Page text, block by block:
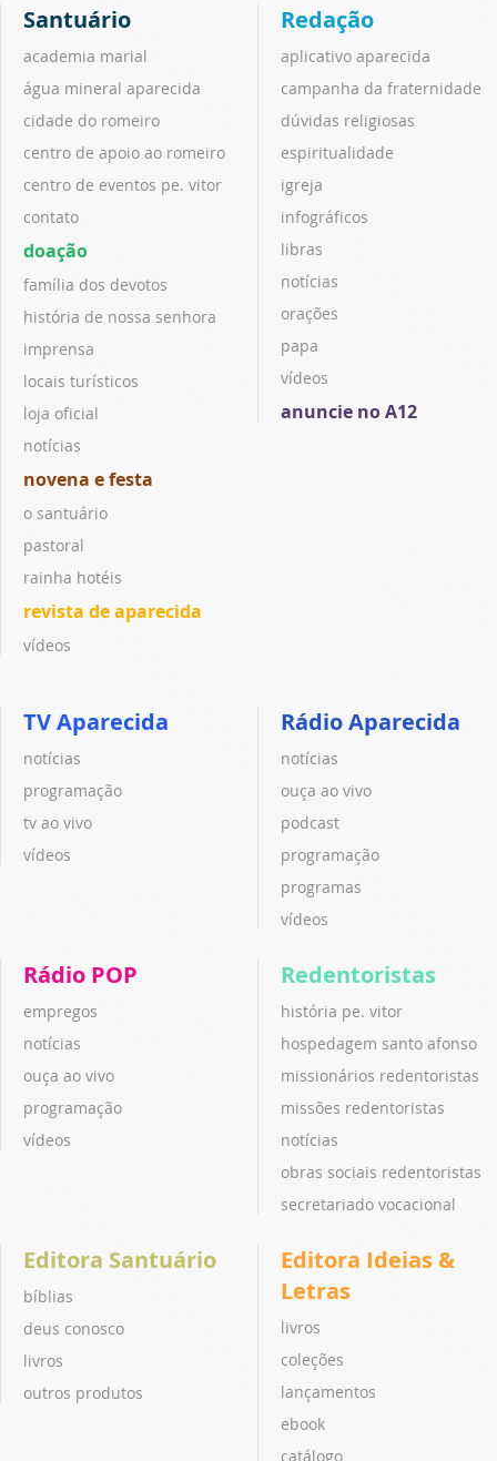
Santuário
academia marial
água mineral aparecida
cidade do romeiro
centro de apoio ao romeiro
centro de eventos pe. vitor
contato
doação
família dos devotos
história de nossa senhora
imprensa
locais turísticos
loja oficial
notícias
novena e festa
o santuário
pastoral
rainha hotéis
revista de aparecida
vídeos
Redação
aplicativo aparecida
campanha da fraternidade
dúvidas religiosas
espiritualidade
igreja
infográficos
libras
notícias
orações
papa
vídeos
anuncie no A12
TV Aparecida
notícias
programação
tv ao vivo
vídeos
Rádio Aparecida
notícias
ouça ao vivo
podcast
programação
programas
vídeos
Rádio POP
empregos
notícias
ouça ao vivo
programação
vídeos
Redentoristas
história pe. vitor
hospedagem santo afonso
missionários redentoristas
missões redentoristas
notícias
obras sociais redentoristas
secretariado vocacional
Editora Santuário
bíblias
deus conosco
livros
outros produtos
Editora Ideias &
Letras
livros
coleções
lançamentos
ebook
catálogo